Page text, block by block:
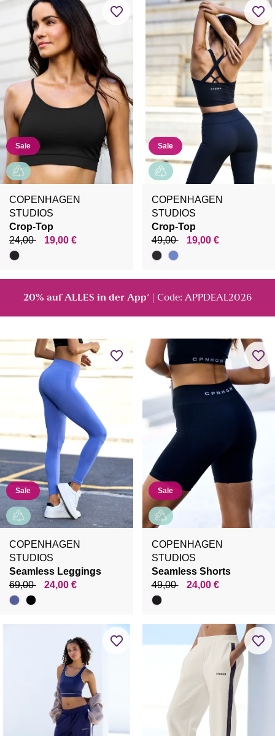
Sale
COPENHAGEN
STUDIOS
Crop-Top
24,00
19,00 €
Sale
COPENHAGEN
STUDIOS
Crop-Top
49,00
19,00 €
20% auf ALLES in der App² | Code: APPDEAL2026
Sale
COPENHAGEN
STUDIOS
Seamless Leggings
69,00
24,00 €
Sale
COPENHAGEN
STUDIOS
Seamless Shorts
49,00
24,00 €